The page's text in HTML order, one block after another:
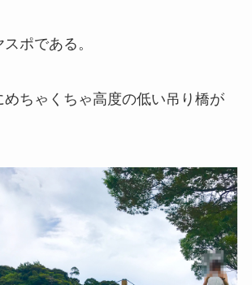
ポである。
めちゃくちゃ高度の低い吊り橋が